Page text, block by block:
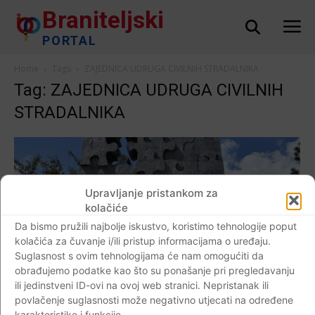
Upravljanje pristankom za
kolačiće
Da bismo pružili najbolje iskustvo, koristimo tehnologije poput
kolačića za čuvanje i/ili pristup informacijama o uređaju.
Suglasnost s ovim tehnologijama će nam omogućiti da
obrađujemo podatke kao što su ponašanje pri pregledavanju
ili jedinstveni ID-ovi na ovoj web stranici. Nepristanak ili
povlačenje suglasnosti može negativno utjecati na određene
Braniteljski
PORTAL
Tag: ZAJEDNICA UDRUGA CIVILNIH
STRADALNIKA